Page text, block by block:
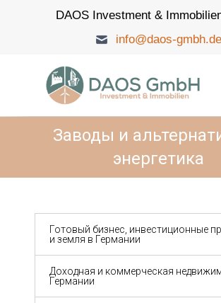
DAOS Investment &
info@daos-gmbh.de
DAOS Investment &
Immobilien GmbH
Заводы и
энергетика
Готовый бизнес, инвестиционные
и земля в Германии
Доходная и коммерческая
Германии